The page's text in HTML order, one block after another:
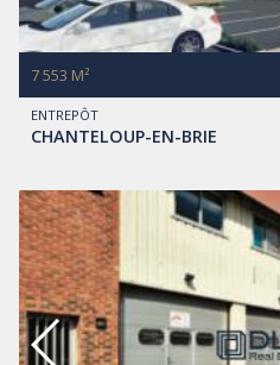
ENTREPÔT
CHANTELOUP-EN-BRIE
7 553 M²